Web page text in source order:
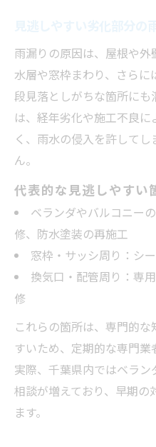
雨漏りの原因は、屋根や
水層や窓枠まわり、さら
段見落としがちな箇所にも
は、経年劣化や施工不良
く、雨水の侵入を許して
ん。
代表的な見逃しやすい
ベランダやバルコニー
修、防水塗装の再施工
窓枠・サッシ周り：シ
換気口・配管周り：専
修
これらの箇所は、専門的
すいため、定期的な専門業
実際、千葉県内ではベラ
相談が増えており、早期の
ます。